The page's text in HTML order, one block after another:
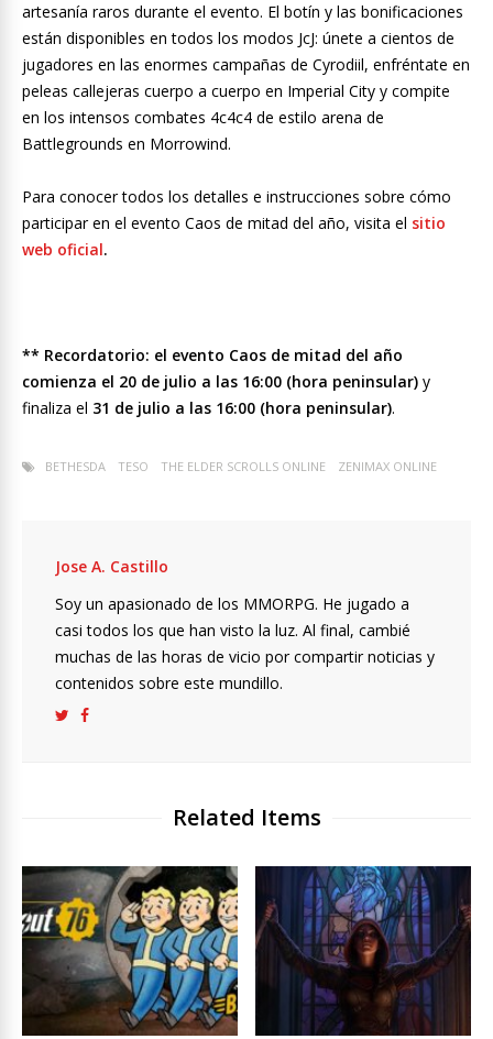
artesanía raros durante el evento. El botín y las bonificaciones
están disponibles en todos los modos JcJ: únete a cientos de
jugadores en las enormes campañas de Cyrodiil, enfréntate en
peleas callejeras cuerpo a cuerpo en Imperial City y compite
en los intensos combates 4c4c4 de estilo arena de
Battlegrounds en Morrowind.
Para conocer todos los detalles e instrucciones sobre cómo
participar en el evento Caos de mitad del año, visita el sitio
web oficial.
** Recordatorio: el evento Caos de mitad del año
comienza el 20 de julio a las 16:00 (hora peninsular) y
finaliza el 31 de julio a las 16:00 (hora peninsular).
BETHESDA TESO THE ELDER SCROLLS ONLINE ZENIMAX ONLINE
Jose A. Castillo
Soy un apasionado de los MMORPG. He jugado a
casi todos los que han visto la luz. Al final, cambié
muchas de las horas de vicio por compartir noticias y
contenidos sobre este mundillo.
Related Items